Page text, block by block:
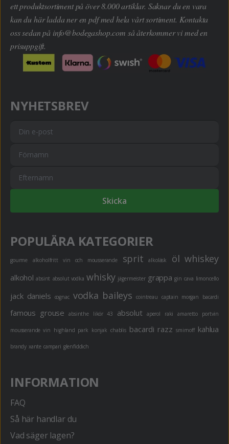
ett produktsortiment på över 8.000 artiklar. Saknar du en vara
kan du här ladda ner en pdf med hela vårt sortiment. Kontakta
oss sedan på info@bodegashop.com så återkommer vi med en
prisuppgift.
NYHETSBREV
Skicka
POPULÄRA KATEGORIER
gourme alkoholfritt vin och mousserande sprit alkoläsk öl whiskey
alkohol absint absolut vodka whisky jägermeister grappa gin cava limoncello
jack daniels cognac vodka baileys cointreau captain morgan bacardi
famous grouse absinthe likör 43 absolut aperol raki amaretto portvin
mousserande vin highland park konjak chablis bacardi razz smirnoff kahlua
brandy xante campari glenfiddich
INFORMATION
FAQ
Så här handlar du
Vad säger lagen?